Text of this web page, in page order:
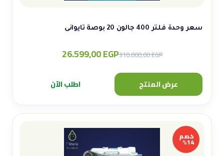
سعر وحدة فلتر 400 جالون 20 بوصة تايوانى
310.000,00EGP
Original
26.599,00EGP
Current
عرض المنتج اطلب الآن
خصم
14%